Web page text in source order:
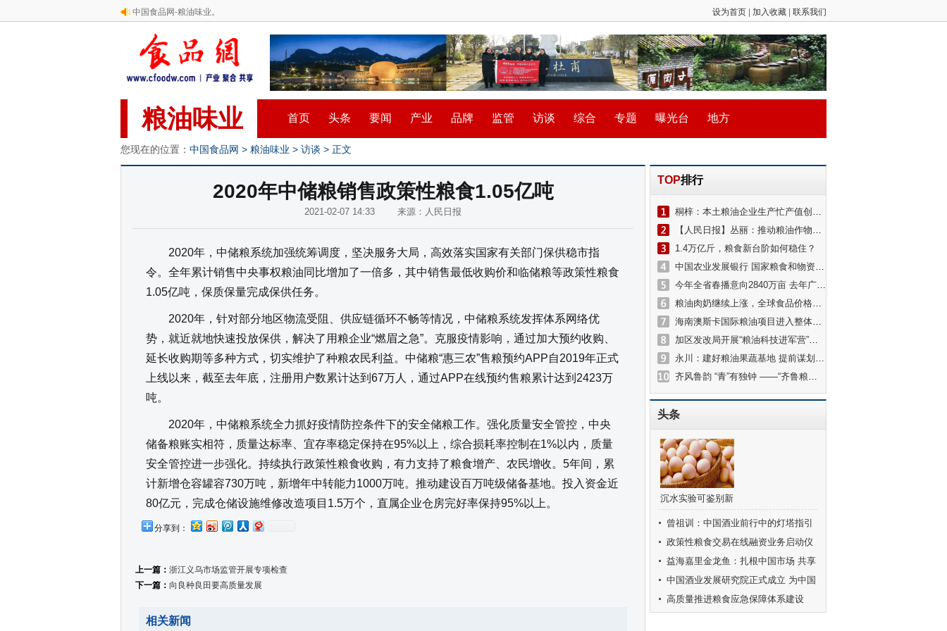
中国食品网-粮油味业。 设为首页 加入收藏 联系我们
粮油味业 首页 头条 要闻 产业 品牌 监管 访谈 综合 专题 曝光台 地方
您现在的位置： 中国食品网 > 粮油味业 > 访谈 > 正文
2020年中储粮销售政策性粮食1.05亿吨
2021-02-07 14:33 来源：人民日报
2020年，中储粮系统加强统筹调度，坚决服务大局，高效落实国家有关部门保供稳市指
令。全年累计销售中央事权粮油同比增加了一倍多，其中销售最低收购价和临储粮等政策性粮食
1.05亿吨，保质保量完成保供任务。
2020年，针对部分地区物流受阻、供应链循环不畅等情况，中储粮系统发挥体系网络优
势，就近就地快速投放保供，解决了用粮企业“燃眉之急”。克服疫情影响，通过加大预约收购、
延长收购期等多种方式，切实维护了种粮农民利益。中储粮“惠三农”售粮预约APP自2019年正式
上线以来，截至去年底，注册用户数累计达到67万人，通过APP在线预约售粮累计达到2423万
吨。
2020年，中储粮系统全力抓好疫情防控条件下的安全储粮工作。强化质量安全管控，中央
储备粮账实相符，质量达标率、宜存率稳定保持在95%以上，综合损耗率控制在1%以内，质量
安全管控进一步强化。持续执行政策性粮食收购，有力支持了粮食增产、农民增收。5年间，累
计新增仓容罐容730万吨，新增年中转能力1000万吨。推动建设百万吨级储备基地。投入资金近
80亿元，完成仓储设施维修改造项目1.5万个，直属企业仓房完好率保持95%以上。
分享到：
上一篇： 浙江义乌市场监管开展专项检查
下一篇： 向良种良田要高质量发展
相关新闻
TOP排行
桐梓：本土粮油企业生产忙产值创新高
【人民日报】丛丽：推动粮油作物大面积单产提升
1.4万亿斤，粮食新台阶如何稳住？
中国农业发展银行 国家粮食和物资储备局 政策性粮食交易在线融资业务启动仪式在京举行
今年全省春播意向2840万亩 去年广东实现粮食播种面积、单产、总产量“三增”
粮油肉奶继续上涨，全球食品价格创十年新高
海南澳斯卡国际粮油项目进入整体调试阶段 年加工100万吨粮油
加区发改局开展“粮油科技进军营”曁庆“八一”走访慰问活动
永川：建好粮油果蔬基地 提前谋划临港经济
齐风鲁韵 “青”有独钟 ——“齐鲁粮油”中国行走进西宁
头条
沉水实验可鉴别新
鲜度 赶快拿出鸡
蛋试试
曾祖训：中国酒业前行中的灯塔指引
着酒业健康发展的方向
政策性粮食交易在线融资业务启动仪
式在京举行
益海嘉里金龙鱼：扎根中国市场 共享
可持续美好未来
中国酒业发展研究院正式成立 为中国
酒业高质量发展注入澎湃新动力
高质量推进粮食应急保障体系建设